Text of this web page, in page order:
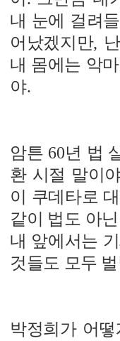
내 눈에 걸려
어났겠지만,
내 몸에는 악
야.
암튼 60년 법
환 시절 말이
이 쿠데타로
같이 법도 아
내 앞에서는
것들도 모두
박정희가 어